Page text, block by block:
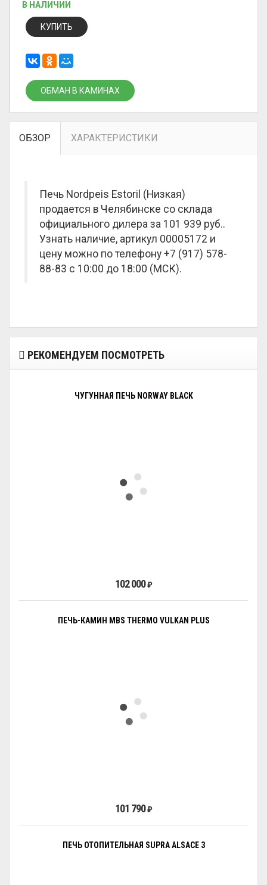
В НАЛИЧИИ
КУПИТЬ
ОБМАН В КАМИНАХ
ОБЗОР ХАРАКТЕРИСТИКИ
Печь Nordpeis Estoril (Низкая)
продается в Челябинске со склада
официального дилера за 101 939 руб..
Узнать наличие, артикул 00005172 и
цену можно по телефону +7 (917) 578-
88-83 с 10:00 до 18:00 (МСК).
РЕКОМЕНДУЕМ ПОСМОТРЕТЬ
ЧУГУННАЯ ПЕЧЬ NORWAY BLACK
102 000₽
ПЕЧЬ-КАМИН MBS THERMO VULKAN PLUS
101 790₽
ПЕЧЬ ОТОПИТЕЛЬНАЯ SUPRA ALSACE 3